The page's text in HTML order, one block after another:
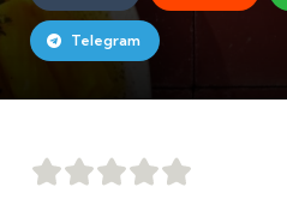
Telegram